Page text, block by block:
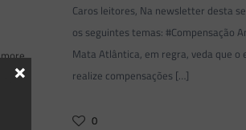
Caros leitores, Na newsletter desta
os seguintes temas: #Compensação
Mata Atlântica, em regra, veda que o
realize compensações […]
0
×